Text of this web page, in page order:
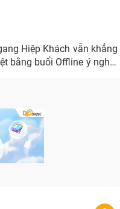
Hiệp Khách vẫn khẳng
bằng buổi Offline ý nghĩa